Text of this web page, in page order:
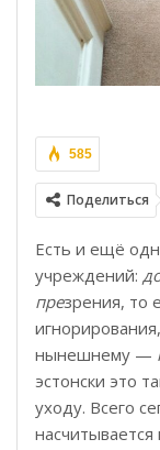
585
Поделиться
Есть и ещё
учреждений:
презрения, то
нынешнему —
эстонски это
уходу. Всего